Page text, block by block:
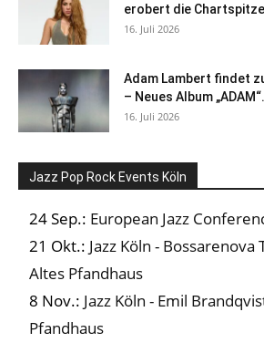
erobert die Chartspitze
16. Juli 2026
Adam Lambert findet
– Neues Album
16. Juli 2026
Jazz Pop Rock Events Köln
24 Sep.: European Jazz
21 Okt.: Jazz Köln - Bossarenova
Altes Pfandhaus
8 Nov.: Jazz Köln - Emil
Pfandhaus